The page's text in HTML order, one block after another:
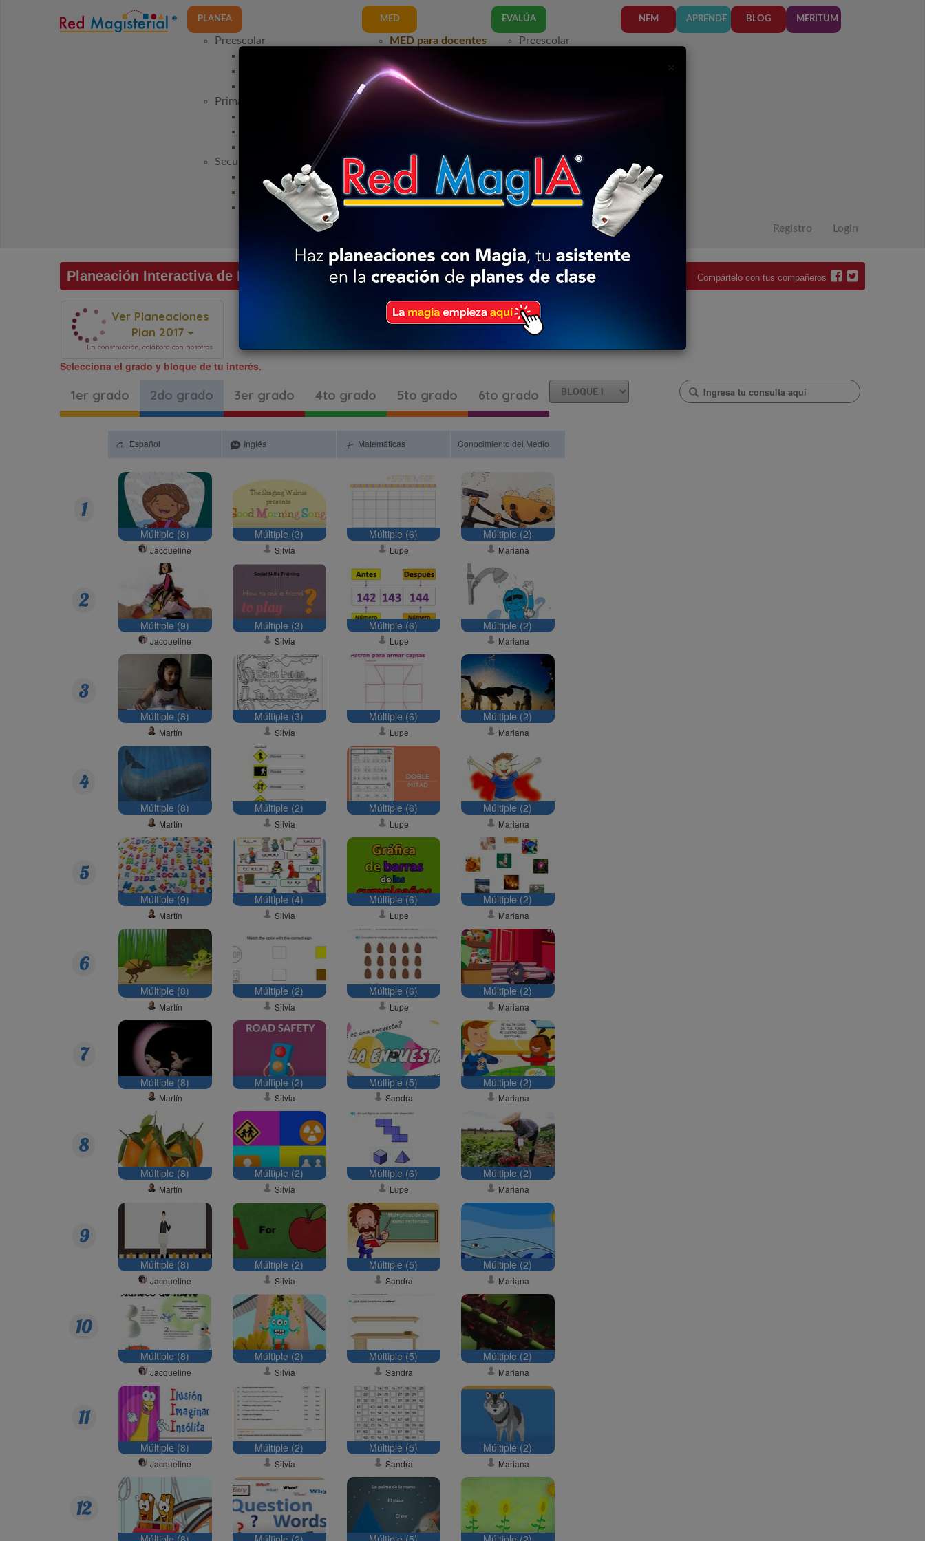
PLANEA
Preescolar
Primaria
Nueva Escuela Mexicana
Secundaria
Nueva Escuela Mexicana
Programa 2017
Programa 2011
MED
MED para docentes
Programa 2011
Primaria
Programa 2017
Programa 2017
Programa 2011
EVALÚA
Preescolar
Programa 2011
Programa 2011
NEM APRENDE BLOG MERITUM
Registro Login
Planeación Interactiva de Educación Primaria - Plan 2017 Compártelo con tus compañeros
Ver Planeaciones
Plan 2017
En construcción, colabora con nosotros
Selecciona el grado y bloque de tu interés.
1er grado 2do grado 3er grado 4to grado 5to grado 6to grado
1
2
3
4
5
6
7
8
9
10
11
12
Español Inglés Matemáticas Conocimiento del Medio
Múltiple (8)
Jacqueline
Múltiple (9)
Jacqueline
Múltiple (8)
Martín
Múltiple (8)
Martín
Múltiple (9)
Martín
Múltiple (8)
Martín
Múltiple (8)
Martín
Múltiple (8)
Martín
Múltiple (8)
Jacqueline
Múltiple (8)
Jacqueline
Múltiple (8)
Jacqueline
Múltiple (3)
Silvia
Múltiple (3)
Silvia
Múltiple (3)
Silvia
Múltiple (2)
Silvia
Múltiple (4)
Silvia
Múltiple (2)
Silvia
Múltiple (2)
Silvia
Múltiple (2)
Silvia
Múltiple (2)
Silvia
Múltiple (2)
Silvia
Múltiple (2)
Silvia
Múltiple (6)
Lupe
Múltiple (6)
Lupe
Múltiple (6)
Lupe
Múltiple (6)
Lupe
Múltiple (6)
Lupe
Múltiple (6)
Lupe
Múltiple (5)
Sandra
Múltiple (6)
Lupe
Múltiple (5)
Sandra
Múltiple (5)
Sandra
Múltiple (5)
Sandra
Múltiple (2)
Mariana
Múltiple (2)
Mariana
Múltiple (2)
Mariana
Múltiple (2)
Mariana
Múltiple (2)
Mariana
Múltiple (2)
Mariana
Múltiple (2)
Mariana
Múltiple (2)
Mariana
Múltiple (2)
Mariana
Múltiple (2)
Mariana
Múltiple (2)
Mariana
×